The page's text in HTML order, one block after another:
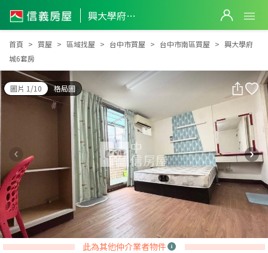
興大學府城6套房
興大學府城6套房
首頁 買屋 區域找屋 台中市買屋 台中市南區買屋
興大學府
城6套房
圖片 1/10 格局圖
此為其他仲介業者物件